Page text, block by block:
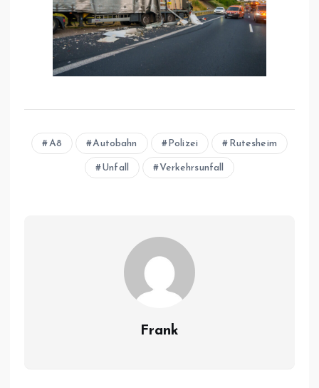
A8 Autobahn Polizei Rutesheim
Unfall Verkehrsunfall
Frank